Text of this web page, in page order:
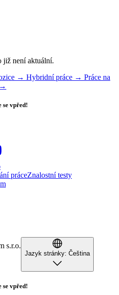
již není aktuální.
→ Hybridní práce → Práce na
se vpřed!
práceZnalostní testy
s.r.o.
Jazyk stránky: Čeština
se vpřed!